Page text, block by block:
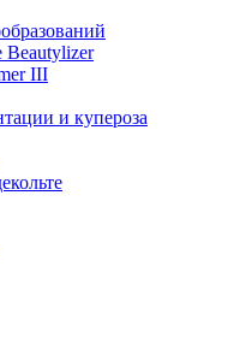
Beautylizer
III
и купероза